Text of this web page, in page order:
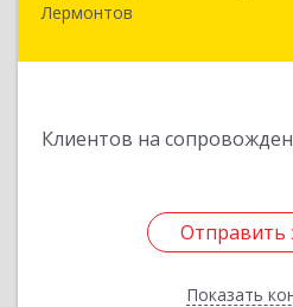
Лермонтов
Клиентов на
Отправить
Показать
357341, Лермонтов
Отправить
Назад